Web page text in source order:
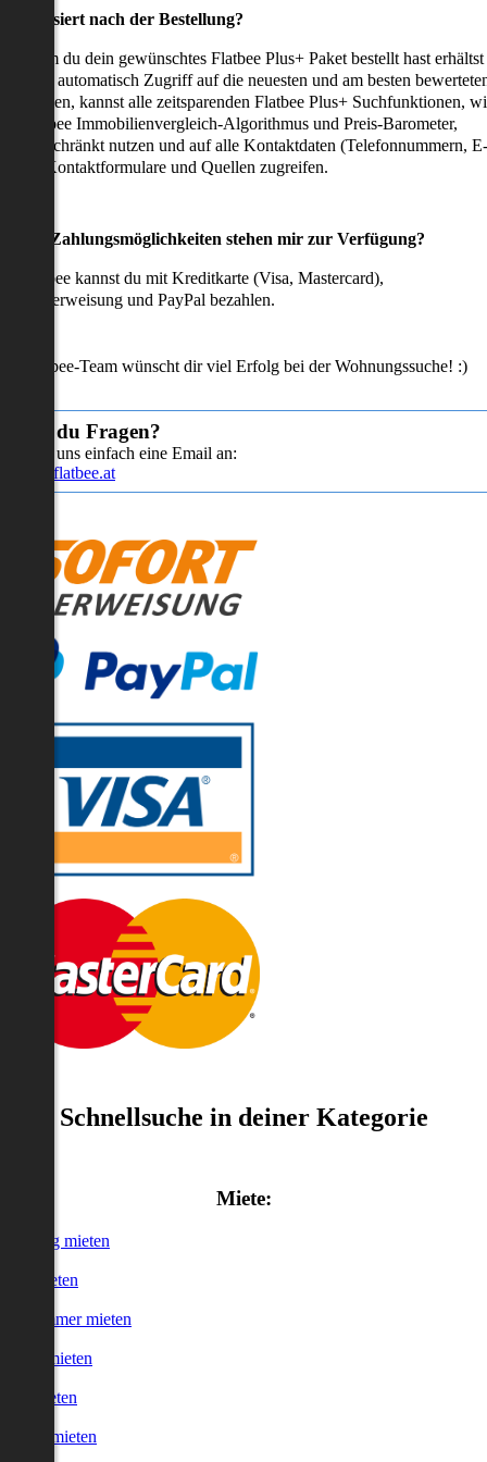
passiert nach der Bestellung?
du dein gewünschtes Flatbee Plus+ Paket bestellt hast erhältst
sofort automatisch Zugriff auf die neuesten und am besten
kannst alle zeitsparenden Flatbee Plus+ Suchfunktionen,
Flatbee Immobilienvergleich-Algorithmus und Preis-Barometer,
nutzen und auf alle Kontaktdaten (Telefonnummern, E-
Kontaktformulare und Quellen zugreifen.
Zahlungsmöglichkeiten stehen mir zur Verfügung?
Flatbee kannst du mit Kreditkarte (Visa, Mastercard),
und PayPal bezahlen.
Flatbee-Team wünscht dir viel Erfolg bei der Wohnungssuche! :)
Hast du Fragen?
Sende uns einfach eine Email an:
info@flatbee.at
Schnellsuche in deiner Kategorie
Miete:
mieten
mieten
Zimmer mieten
mieten
mieten